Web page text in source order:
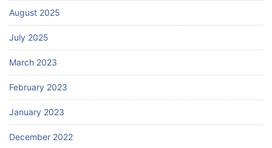
August 2025
July 2025
March 2023
February 2023
January 2023
December 2022